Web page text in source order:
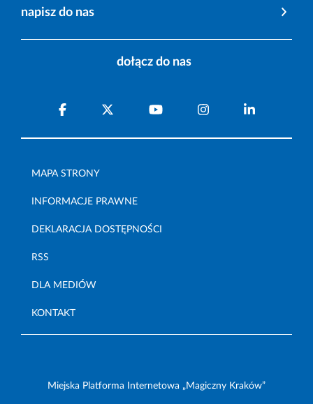
napisz do nas
dołącz do nas
MAPA STRONY
INFORMACJE PRAWNE
DEKLARACJA DOSTĘPNOŚCI
RSS
DLA MEDIÓW
KONTAKT
Miejska Platforma Internetowa „Magiczny Kraków”